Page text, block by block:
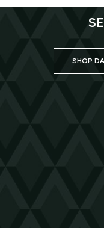
SHOP